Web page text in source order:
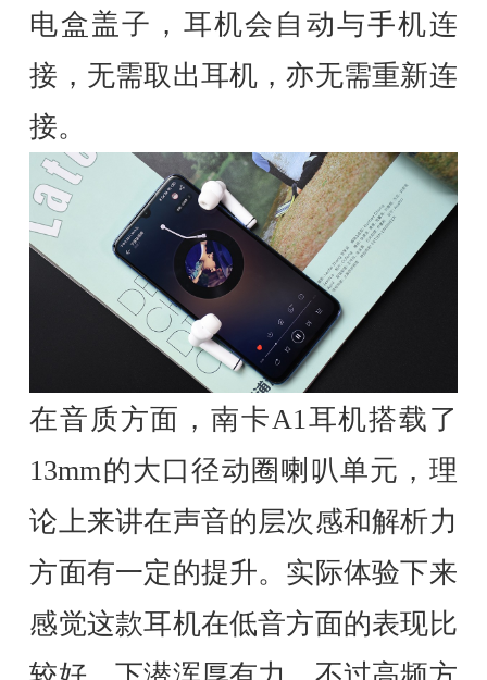
电盒盖子，耳机会自动与手机连
接，无需取出耳机，亦无需重新连
接。
在音质方面，南卡A1耳机搭载了
13mm的大口径动圈喇叭单元，理
论上来讲在声音的层次感和解析力
方面有一定的提升。实际体验下来
感觉这款耳机在低音方面的表现比